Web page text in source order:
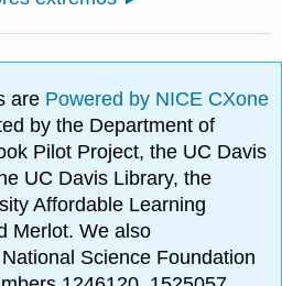
are Powered by NICE CXone
by the Department of
Pilot Project, the UC Davis
UC Davis Library, the
Affordable Learning
Merlot. We also
Science Foundation